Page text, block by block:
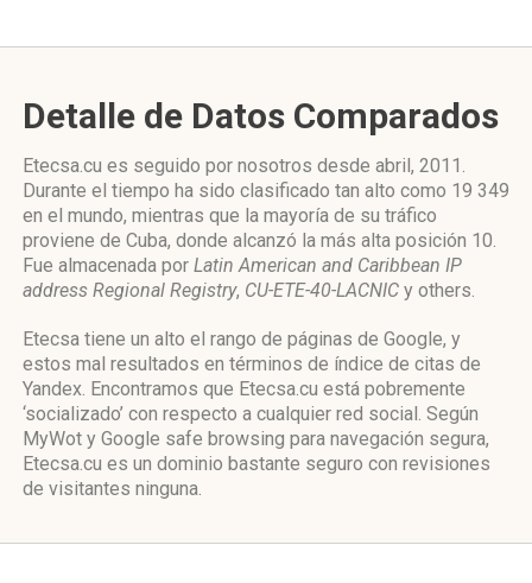
Detalle de Datos Comparados
Etecsa.cu es seguido por nosotros desde abril, 2011.
Durante el tiempo ha sido clasificado tan alto como 19 349
en el mundo, mientras que la mayoría de su tráfico
proviene de Cuba, donde alcanzó la más alta posición 10.
Fue almacenada por Latin American and Caribbean IP
address Regional Registry, CU-ETE-40-LACNIC y others.
Etecsa tiene un alto el rango de páginas de Google, y
estos mal resultados en términos de índice de citas de
Yandex. Encontramos que Etecsa.cu está pobremente
‘socializado’ con respecto a cualquier red social. Según
MyWot y Google safe browsing para navegación segura,
Etecsa.cu es un dominio bastante seguro con revisiones
de visitantes ninguna.